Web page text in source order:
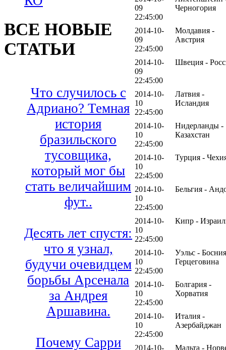
ВСЕ НОВЫЕ
СТАТЬИ
Что случилось с
Адриано? Темная
история
бразильского
тусовщика,
который мог бы
стать величайшим
фут..
Десять лет спустя:
что я узнал,
будучи очевидцем
борьбы Арсенала
за Андрея
Аршавина.
Почему Сарри
09
22:45:00
Черногория
2014-10-
09
22:45:00
Молдавия -
Австрия
2014-10-
09
22:45:00
Швеция -
2014-10-
10
22:45:00
Латвия -
Исландия
2014-10-
10
22:45:00
Нидерланды -
Казахстан
2014-10-
10
22:45:00
Турция -
2014-10-
10
22:45:00
Бельгия -
2014-10-
10
22:45:00
Кипр -
2014-10-
10
22:45:00
Уэльс -
Герцеговина
2014-10-
10
22:45:00
Болгария -
Хорватия
2014-10-
10
22:45:00
Италия -
Азербайджан
2014-10- Мальта -